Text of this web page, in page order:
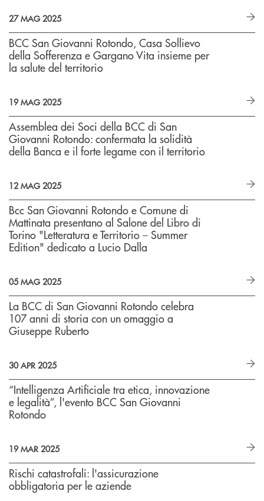
27 MAG 2025
BCC San Giovanni Rotondo, Casa Sollievo
della Sofferenza e Gargano Vita insieme per
la salute del territorio
19 MAG 2025
Assemblea dei Soci della BCC di San
Giovanni Rotondo: confermata la solidità
della Banca e il forte legame con il territorio
12 MAG 2025
Bcc San Giovanni Rotondo e Comune di
Mattinata presentano al Salone del Libro di
Torino "Letteratura e Territorio – Summer
Edition" dedicato a Lucio Dalla
05 MAG 2025
La BCC di San Giovanni Rotondo celebra
107 anni di storia con un omaggio a
Giuseppe Ruberto
30 APR 2025
“Intelligenza Artificiale tra etica, innovazione
e legalità”, l'evento BCC San Giovanni
Rotondo
19 MAR 2025
Rischi catastrofali: l'assicurazione
obbligatoria per le aziende